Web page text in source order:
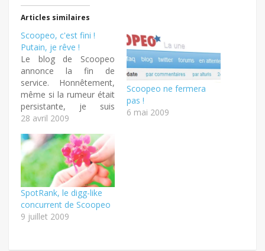
dans
nouvelle
dans
une
nouvelle
Articles similaires
Scoopeo, c'est fini !
Putain, je rêve !
Le blog de Scoopeo
annonce la fin de
service. Honnêtement,
même si la rumeur était
persistante, je suis
éberlué. Le digg-like
performant en terme de
visite est mort ! :( Putain
:( 3 raisons à cet arrêt :
Augmentation du
nombre de réseaux
sociaux Difficulté de
rentabilité…
28 avril 2009
Scoopeo ne fermera
pas !
6 mai 2009
SpotRank, le digg-like
concurrent de Scoopeo
9 juillet 2009